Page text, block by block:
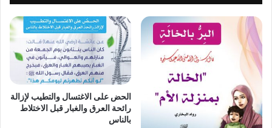
الحض على الاغتسال والتطيب لإزالة
رائحة العرق والغبار قبل الاختلاط
بالناس